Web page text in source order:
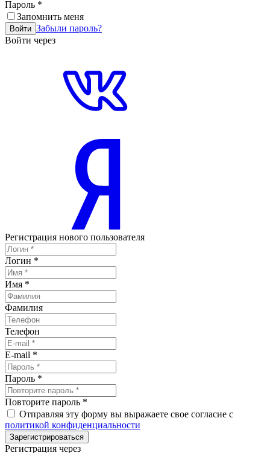
Пароль *
Запомнить меня
Войти Забыли пароль?
Войти через
Регистрация нового пользователя
Логин *
Имя *
Фамилия
Телефон
E-mail *
Пароль *
Повторите пароль *
Отправляя эту форму вы выражаете свое согласие с
политикой конфиденциальности
Зарегистрироваться
Регистрация через